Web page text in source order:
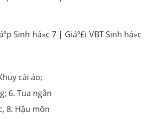
cài áo;
6. Tua ngắn
8. Hậu môn